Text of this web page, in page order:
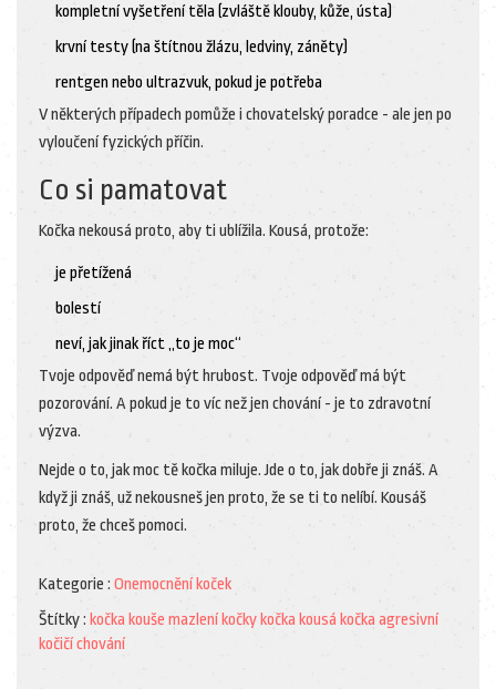
kompletní vyšetření těla (zvláště klouby, kůže, ústa)
krvní testy (na štítnou žlázu, ledviny, záněty)
rentgen nebo ultrazvuk, pokud je potřeba
V některých případech pomůže i chovatelský poradce - ale jen po
vyloučení fyzických příčin.
Co si pamatovat
Kočka nekousá proto, aby ti ublížila. Kousá, protože:
je přetížená
bolestí
neví, jak jinak říct „to je moc“
Tvoje odpověď nemá být hrubost. Tvoje odpověď má být
pozorování. A pokud je to víc než jen chování - je to zdravotní
výzva.
Nejde o to, jak moc tě kočka miluje. Jde o to, jak dobře ji znáš. A
když ji znáš, už nekousneš jen proto, že se ti to nelíbí. Kousáš
proto, že chceš pomoci.
Kategorie : Onemocnění koček
Štítky : kočka kouše mazlení kočky kočka kousá kočka agresivní
kočičí chování